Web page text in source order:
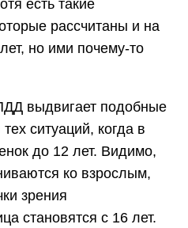
есть такие
рассчитаны и на
но ими почему-то
выдвигает подобные
ситуаций, когда в
до 12 лет. Видимо,
ко взрослым,
зрения
становятся с 16 лет.